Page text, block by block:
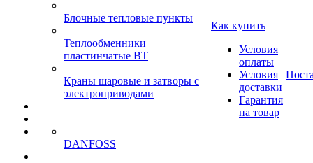
Блочные тепловые пункты
Теплообменники
пластинчатые ВТ
Краны шаровые и затворы с
электроприводами
DANFOSS
Как купить
Условия
оплаты
Условия
доставки
Гарантия
на товар